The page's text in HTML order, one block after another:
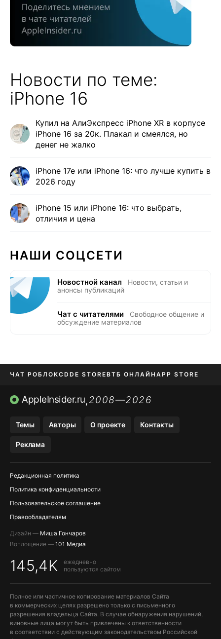
Новости по теме:
iPhone 16
Купил на АлиЭкспресс iPhone XR в корпусе
iPhone 16 за 20к. Плакал и смеялся, но
денег не жалко
iPhone 17e или iPhone 16: что лучше купить в
2026 году
iPhone 15 или iPhone 16: что выбрать,
отличия и цена
НАШИ СОЦСЕТИ
Новостной канал
Новости, статьи и
анонсы публикаций
Чат с читателями
Свободное общение и
обсуждение материалов
ЧАТ РОБЛОКСDDE STOREВТБ ОНЛАЙН APP STORE
OZON БАНК KAKAOTALK И BIP
AppleInsider.ru,2008—2026
Темы Авторы О проекте Контакты
Реклама
Редакционная политика
Политика конфиденциальности
Пользовательское соглашение
Правообладателям
Дизайн — Миша Гончаров
Воплощение — 101 Медиа
145,4K
ежедневно
пользуются сайтом
Полное или частичное копирование материалов Сайта
в коммерческих целях разрешено только с письменного
разрешения владельца Сайта. В случае обнаружения нарушений,
виновные лица могут быть привлечены к ответственности
в соответствии с действующим законодательством Российской